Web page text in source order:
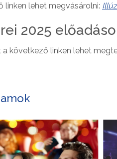
linken lehet megvásárolni:
2025
következő linken lehet